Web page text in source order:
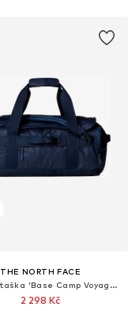
THE NORTH FACE
Cestovní taška 'Base Camp Voyager'
2 298 Kč